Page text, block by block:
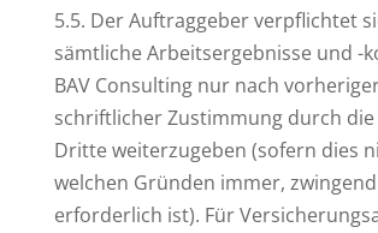
5.5. Der Auftraggeber verpflichtet
sämtliche Arbeitsergebnisse und -
BAV Consulting nur nach
schriftlicher Zustimmung durch die
Dritte weiterzugeben (sofern dies
welchen Gründen immer, zwingend
erforderlich ist). Für